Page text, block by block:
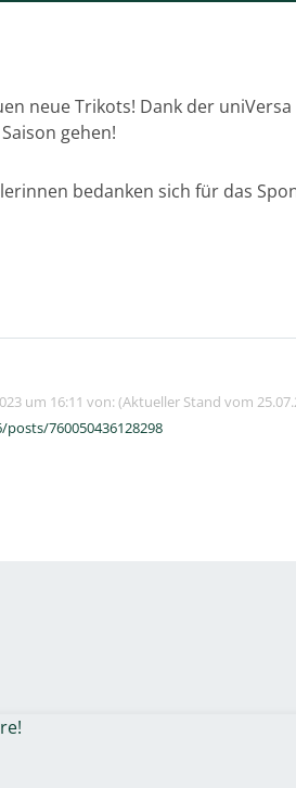
neue Trikots! Dank der
gehen!
bedanken sich für das
um 16:11 von: (Aktueller Stand vom
760050436128298